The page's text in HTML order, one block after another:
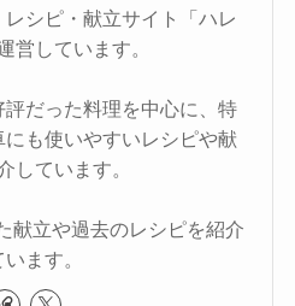
シピ・献立サイト「ハレ
営しています。
だった料理を中心に、特
も使いやすいレシピや献
しています。
献立や過去のレシピを紹介
います。